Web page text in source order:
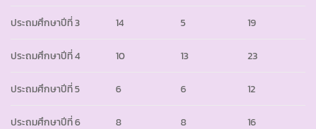
ประถมศึกษาปีที่ 3 14 5 19
ประถมศึกษาปีที่ 4 10 13 23
ประถมศึกษาปีที่ 5 6 6 12
ประถมศึกษาปีที่ 6 8 8 16